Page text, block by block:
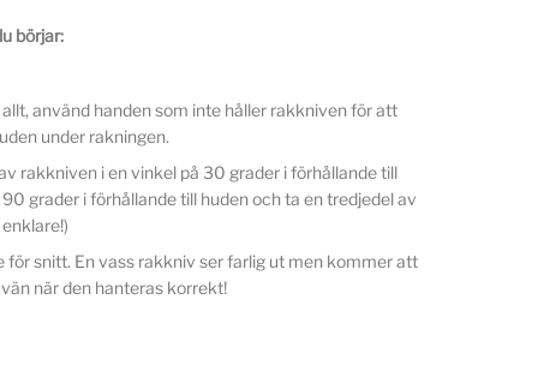
börjar:
använd handen som inte håller rakkniven för att
under rakningen.
rakkniven i en vinkel på 30 grader i förhållande till
grader i förhållande till huden och ta en tredjedel av
för snitt. En vass rakkniv ser farlig ut men kommer att
när den hanteras korrekt!